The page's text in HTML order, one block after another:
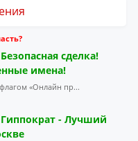
сделка!
имена!
«Онлайн пр...
- Лучший